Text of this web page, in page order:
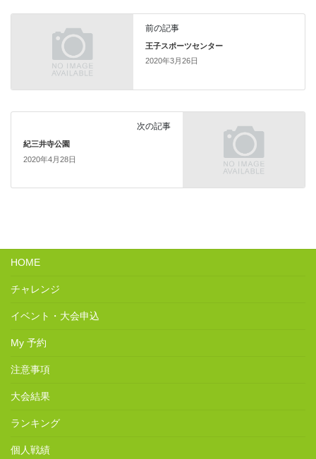
前の記事
王子スポーツセンター
2020年3月26日
次の記事
紀三井寺公園
2020年4月28日
HOME
チャレンジ
イベント・大会申込
My 予約
注意事項
大会結果
ランキング
個人戦績